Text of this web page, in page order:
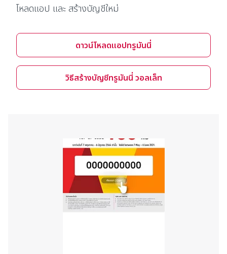
โหลดแอป และ สร้างบัญชีใหม่
ดาวน์โหลดแอปทรูมันนี่
วิธีสร้างบัญชีทรูมันนี่ วอลเล็ท